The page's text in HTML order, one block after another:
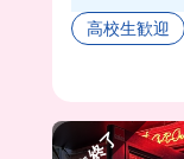
北海道産の
高校生歓迎